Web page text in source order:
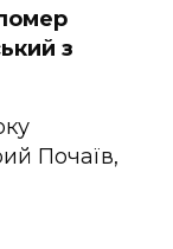
з
Почаїв,